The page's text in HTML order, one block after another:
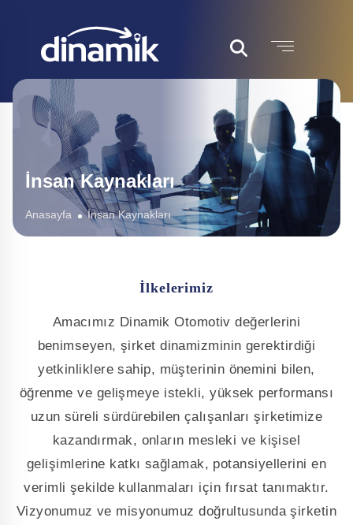
İnsan Kaynakları
Anasayfa İnsan Kaynakları
İlkelerimiz
Amacımız Dinamik Otomotiv değerlerini
benimseyen, şirket dinamizminin gerektirdiği
yetkinliklere sahip, müşterinin önemini bilen,
öğrenme ve gelişmeye istekli, yüksek performansı
uzun süreli sürdürebilen çalışanları şirketimize
kazandırmak, onların mesleki ve kişisel
gelişimlerine katkı sağlamak, potansiyellerini en
verimli şekilde kullanmaları için fırsat tanımaktır.
Vizyonumuz ve misyonumuz doğrultusunda şirketin